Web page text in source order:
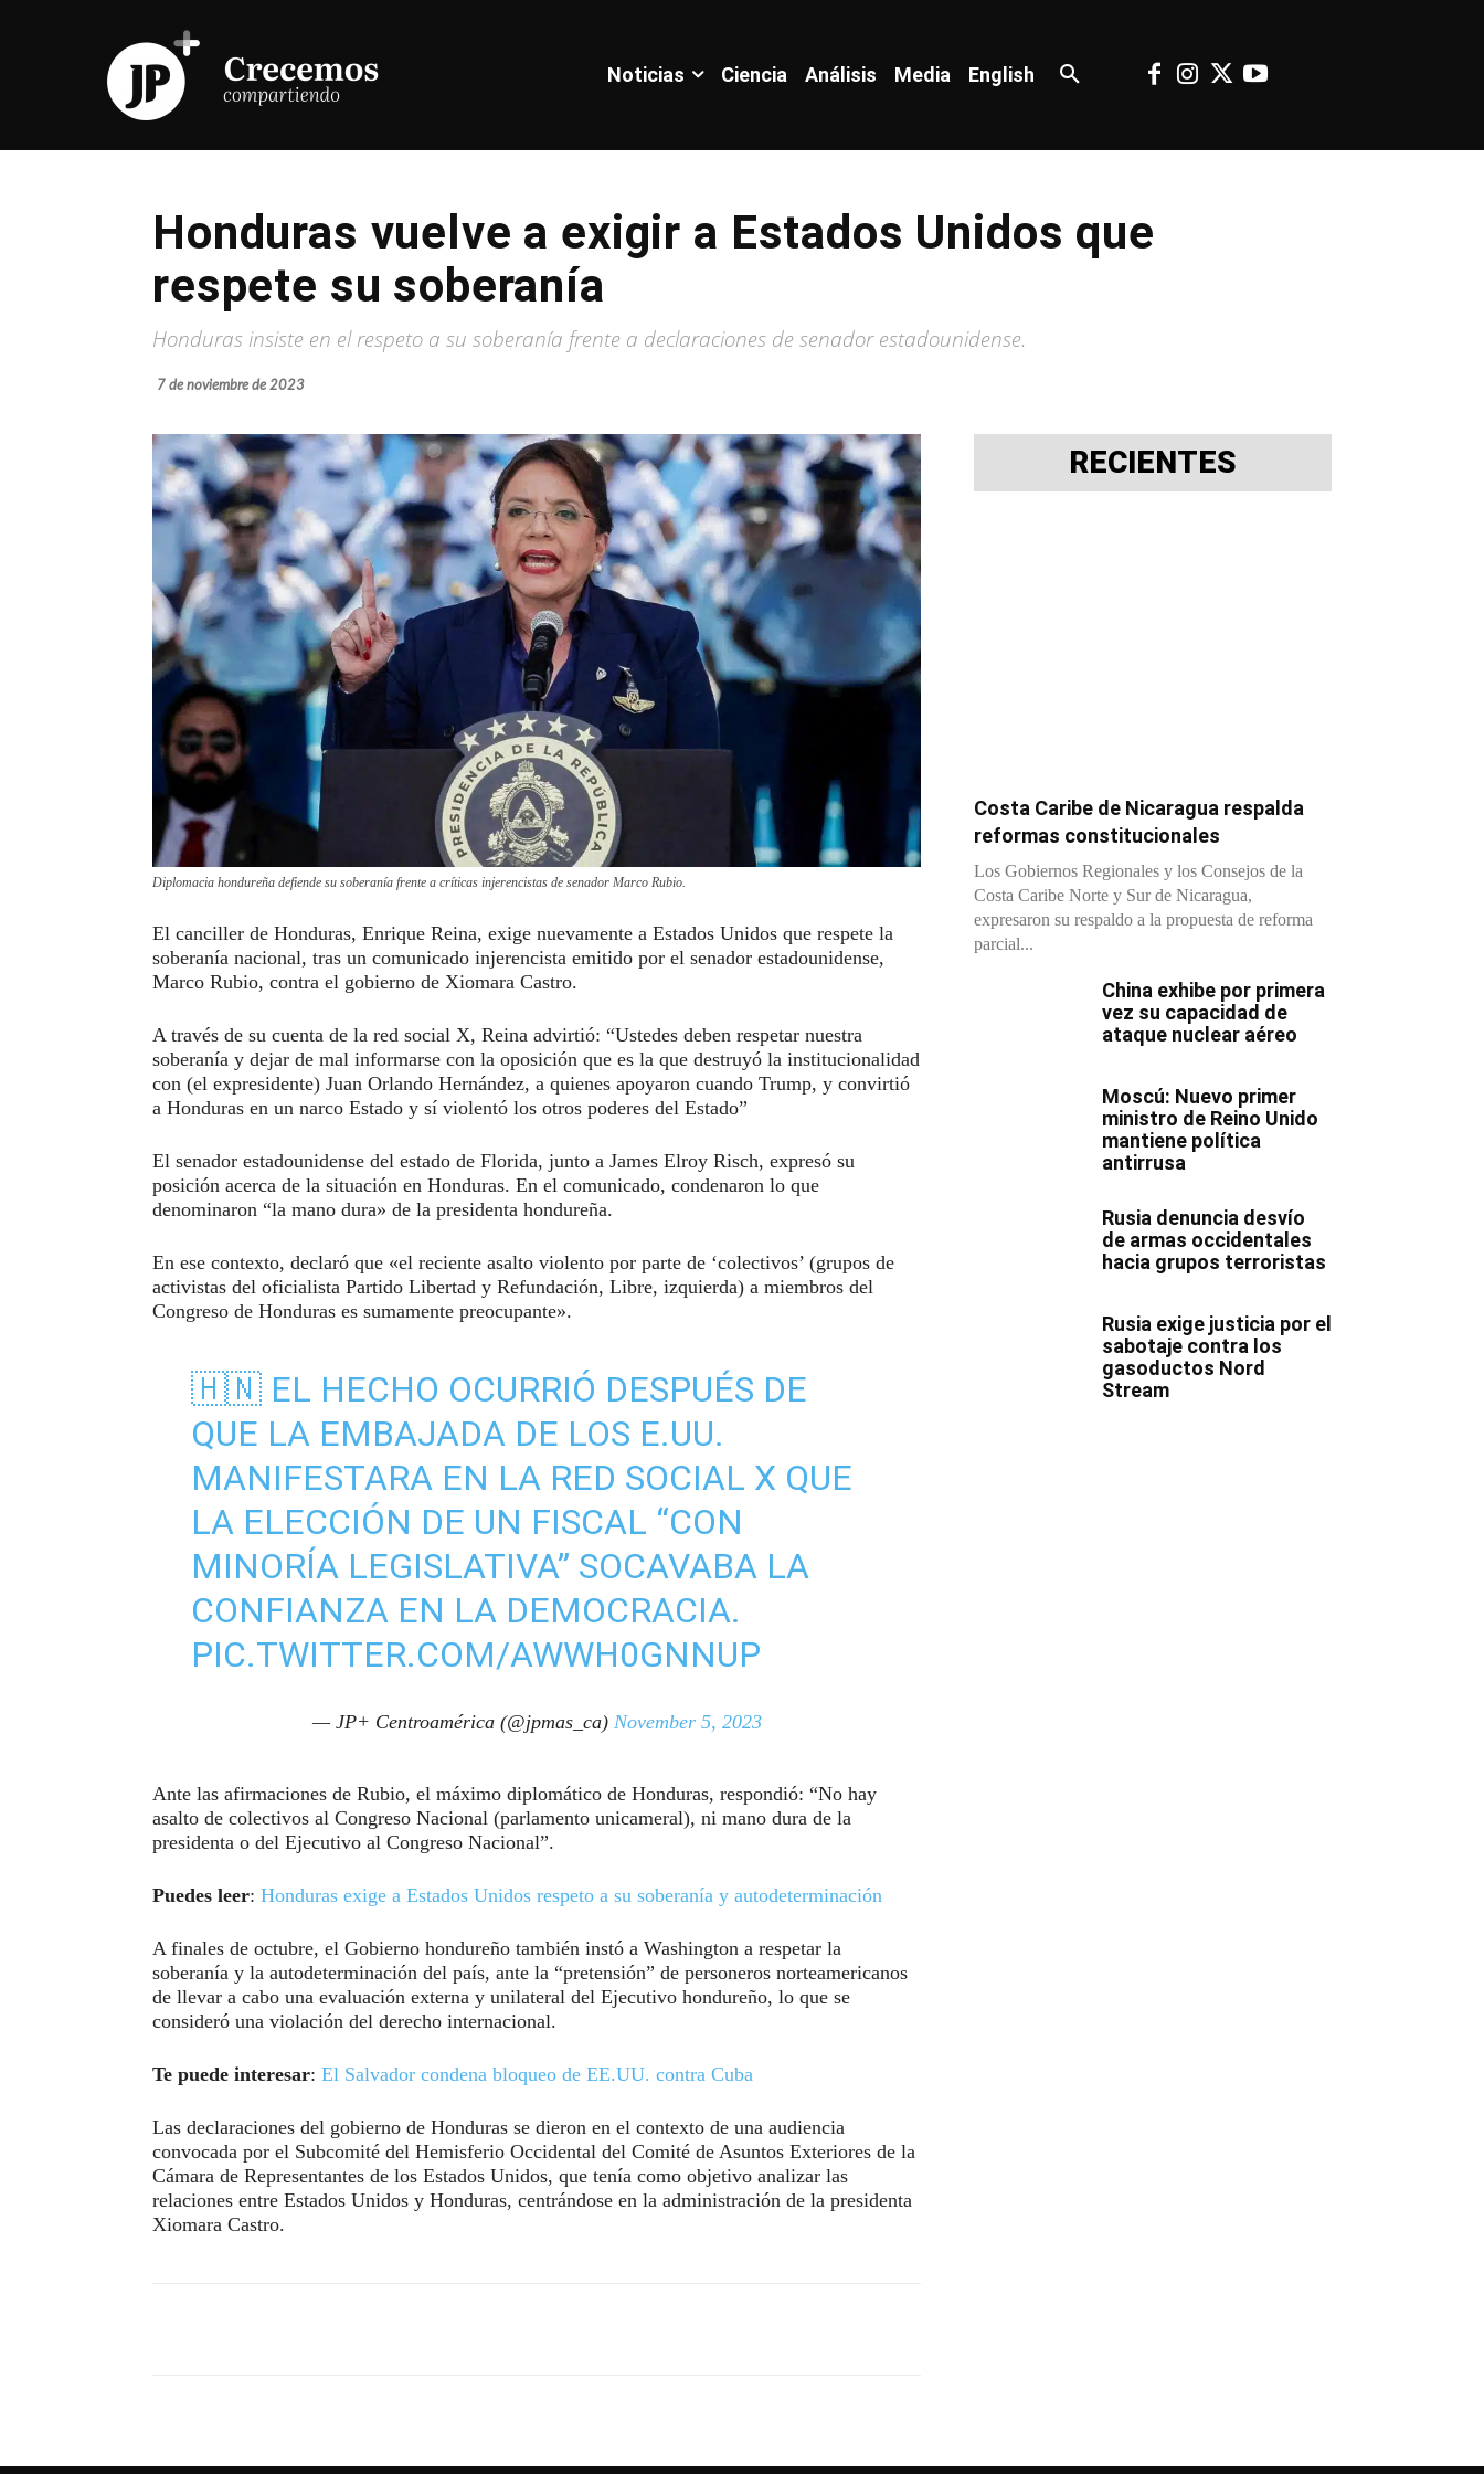
Noticias Ciencia Análisis Media English
Honduras vuelve a exigir a Estados Unidos que
respete su soberanía
Honduras insiste en el respeto a su soberanía frente a declaraciones de senador estadounidense.
7 de noviembre de 2023
Diplomacia hondureña defiende su soberanía frente a críticas injerencistas de senador Marco Rubio.
El canciller de Honduras, Enrique Reina, exige nuevamente a Estados Unidos que respete la
soberanía nacional, tras un comunicado injerencista emitido por el senador estadounidense,
Marco Rubio, contra el gobierno de Xiomara Castro.
A través de su cuenta de la red social X, Reina advirtió: “Ustedes deben respetar nuestra
soberanía y dejar de mal informarse con la oposición que es la que destruyó la institucionalidad
con (el expresidente) Juan Orlando Hernández, a quienes apoyaron cuando Trump, y convirtió
a Honduras en un narco Estado y sí violentó los otros poderes del Estado”
El senador estadounidense del estado de Florida, junto a James Elroy Risch, expresó su
posición acerca de la situación en Honduras. En el comunicado, condenaron lo que
denominaron “la mano dura» de la presidenta hondureña.
En ese contexto, declaró que «el reciente asalto violento por parte de ‘colectivos’ (grupos de
activistas del oficialista Partido Libertad y Refundación, Libre, izquierda) a miembros del
Congreso de Honduras es sumamente preocupante».
🇭🇳 EL HECHO OCURRIÓ DESPUÉS DE
QUE LA EMBAJADA DE LOS E.UU.
MANIFESTARA EN LA RED SOCIAL X QUE
LA ELECCIÓN DE UN FISCAL “CON
MINORÍA LEGISLATIVA” SOCAVABA LA
CONFIANZA EN LA DEMOCRACIA.
PIC.TWITTER.COM/AWWH0GNNUP
— JP+ Centroamérica (@jpmas_ca) November 5, 2023
Ante las afirmaciones de Rubio, el máximo diplomático de Honduras, respondió: “No hay
asalto de colectivos al Congreso Nacional (parlamento unicameral), ni mano dura de la
presidenta o del Ejecutivo al Congreso Nacional”.
Puedes leer: Honduras exige a Estados Unidos respeto a su soberanía y autodeterminación
A finales de octubre, el Gobierno hondureño también instó a Washington a respetar la
soberanía y la autodeterminación del país, ante la “pretensión” de personeros norteamericanos
de llevar a cabo una evaluación externa y unilateral del Ejecutivo hondureño, lo que se
consideró una violación del derecho internacional.
Te puede interesar: El Salvador condena bloqueo de EE.UU. contra Cuba
Las declaraciones del gobierno de Honduras se dieron en el contexto de una audiencia
convocada por el Subcomité del Hemisferio Occidental del Comité de Asuntos Exteriores de la
Cámara de Representantes de los Estados Unidos, que tenía como objetivo analizar las
relaciones entre Estados Unidos y Honduras, centrándose en la administración de la presidenta
Xiomara Castro.
RECIENTES
Costa Caribe de Nicaragua respalda
reformas constitucionales
Los Gobiernos Regionales y los Consejos de la
Costa Caribe Norte y Sur de Nicaragua,
expresaron su respaldo a la propuesta de reforma
parcial...
China exhibe por primera
vez su capacidad de
ataque nuclear aéreo
Moscú: Nuevo primer
ministro de Reino Unido
mantiene política
antirrusa
Rusia denuncia desvío
de armas occidentales
hacia grupos terroristas
Rusia exige justicia por el
sabotaje contra los
gasoductos Nord
Stream